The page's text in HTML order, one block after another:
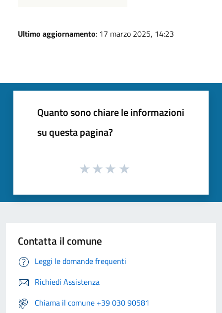
Ultimo aggiornamento: 17 marzo 2025, 14:23
Quanto sono chiare le informazioni
su questa pagina?
Contatta il comune
Leggi le domande frequenti
Richiedi Assistenza
Chiama il comune +39 030 90581